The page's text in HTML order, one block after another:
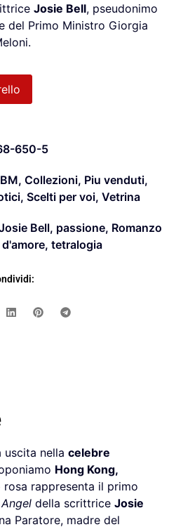
Josie Bell, pseudonimo
del Primo Ministro Giorgia
650-5
BM, Collezioni, Piu venduti,
, Scelti per voi, Vetrina
Bell, passione, Romanzo
, tetralogia
uscita nella celebre
Hong Kong,
rosa rappresenta il primo
Angel della scrittrice Josie
Paratore, madre del